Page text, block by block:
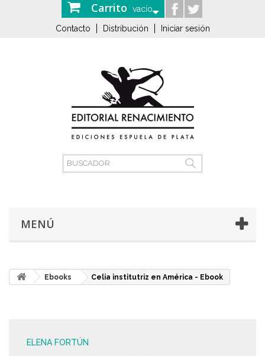
Carrito vacío
Contacto Distribución Iniciar sesión
MENÚ
Ebooks Celia institutriz en América - Ebook
ELENA FORTÚN